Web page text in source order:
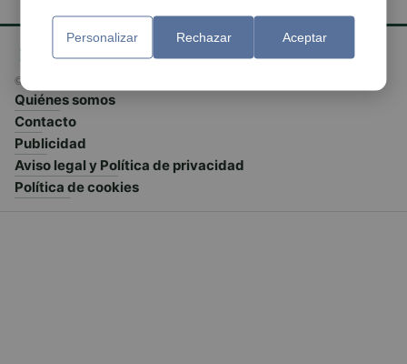
© El Meridiano L'Horta 2026 - Valencia - España
Quiénes somos
Contacto
Publicidad
Aviso legal y Política de privacidad
Política de cookies
Personalizar Rechazar Aceptar